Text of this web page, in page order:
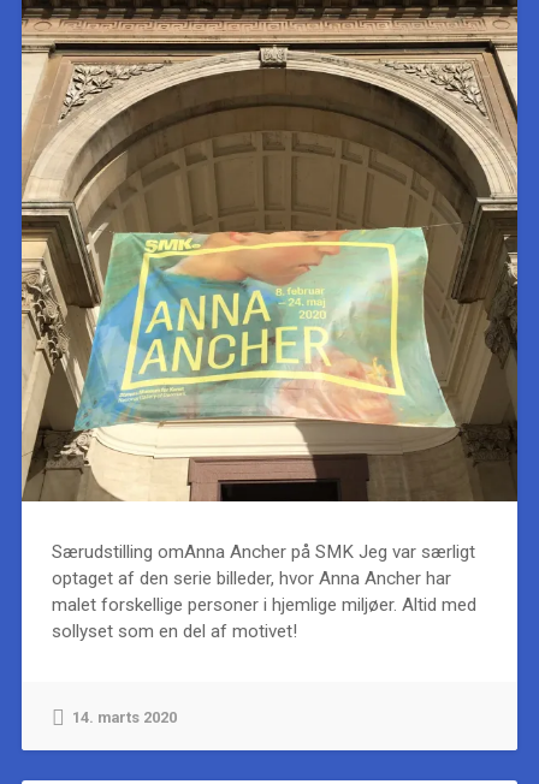
Særudstilling omAnna Ancher på SMK Jeg var særligt
optaget af den serie billeder, hvor Anna Ancher har
malet forskellige personer i hjemlige miljøer. Altid med
sollyset som en del af motivet!
14. marts 2020